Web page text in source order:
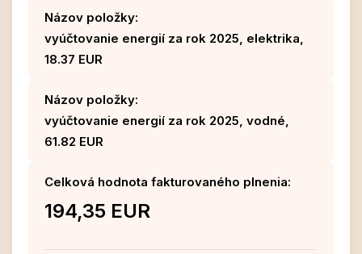
Názov položky:
vyúčtovanie energií za rok 2025, elektrika,
18.37 EUR
Názov položky:
vyúčtovanie energií za rok 2025, vodné,
61.82 EUR
Celková hodnota fakturovaného plnenia:
194,35 EUR